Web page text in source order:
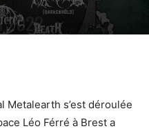
2022
Metalearth s’est déroulée
Léo Férré à Brest a